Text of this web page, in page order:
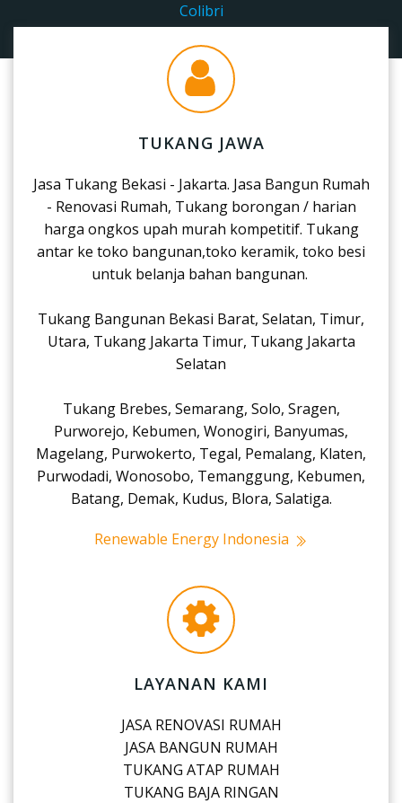
Colibri
TUKANG JAWA
Jasa Tukang Bekasi - Jakarta. Jasa Bangun Rumah
- Renovasi Rumah, Tukang borongan / harian
harga ongkos upah murah kompetitif. Tukang
antar ke toko bangunan,toko keramik, toko besi
untuk belanja bahan bangunan.
Tukang Bangunan Bekasi Barat, Selatan, Timur,
Utara, Tukang Jakarta Timur, Tukang Jakarta
Selatan
Tukang Brebes, Semarang, Solo, Sragen,
Purworejo, Kebumen, Wonogiri, Banyumas,
Magelang, Purwokerto, Tegal, Pemalang, Klaten,
Purwodadi, Wonosobo, Temanggung, Kebumen,
Batang, Demak, Kudus, Blora, Salatiga.
Renewable Energy Indonesia
LAYANAN KAMI
JASA RENOVASI RUMAH
JASA BANGUN RUMAH
TUKANG ATAP RUMAH
TUKANG BAJA RINGAN